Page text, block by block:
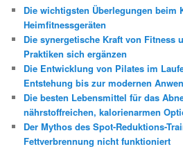
n
Die wichtigsten Überlegungen beim
Heimfitnessgeräten
Die synergetische Kraft von Fitness
Praktiken sich ergänzen
Die Entwicklung von Pilates im
Entstehung bis zur modernen
Die besten Lebensmittel für das
nährstoffreichen, kalorienarmen
Der Mythos des Spot-Reduktions-
Fettverbrennung nicht funktioniert